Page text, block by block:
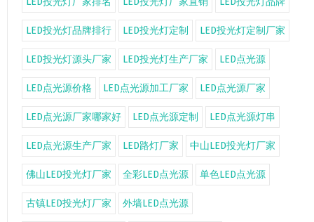
LED投光灯品牌排行 LED投光灯定制 LED投光灯定制厂家
LED投光灯源头厂家 LED投光灯生产厂家 LED点光源
LED点光源价格 LED点光源加工厂家 LED点光源厂家
LED点光源厂家哪家好 LED点光源定制 LED点光源灯串
LED点光源生产厂家 LED路灯厂家 中山LED投光灯厂家
佛山LED投光灯厂家 全彩LED点光源 单色LED点光源
古镇LED投光灯厂家 外墙LED点光源